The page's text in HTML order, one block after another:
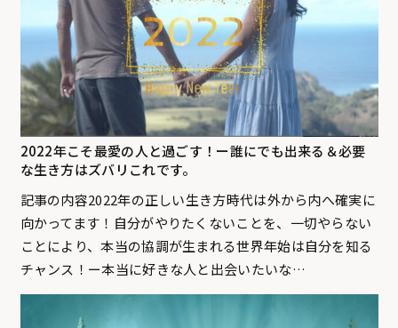
2022年こそ最愛の人と過ごす！ー誰にでも出来る＆必要
な生き方はズバリこれです。
記事の内容2022年の正しい生き方時代は外から内へ確実に
向かってます！自分がやりたくないことを、一切やらない
ことにより、本当の協調が生まれる世界年始は自分を知る
チャンス！ー本当に好きな人と出会いたいな…